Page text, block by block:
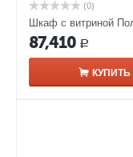
(0)
Шкаф с витриной
87,410 Р
КУПИТЬ